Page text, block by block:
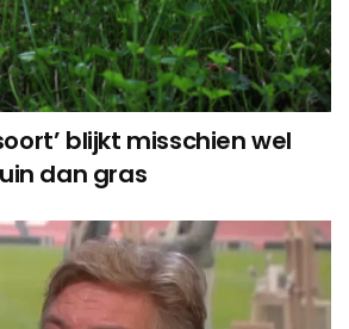
blijkt misschien wel
dan gras